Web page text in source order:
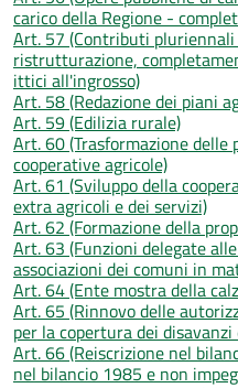
carico della Regione -
Art. 57 (Contributi
ristrutturazione,
ittici all'ingrosso)
Art. 58 (Redazione dei piani
Art. 59 (Edilizia rurale)
Art. 60 (Trasformazione delle
cooperative agricole)
Art. 61 (Sviluppo della
extra agricoli e dei servizi)
Art. 62 (Formazione della
Art. 63 (Funzioni delegate
associazioni dei comuni in
Art. 64 (Ente mostra della
Art. 65 (Rinnovo delle
per la copertura dei
Art. 66 (Reiscrizione nel
nel bilancio 1985 e non